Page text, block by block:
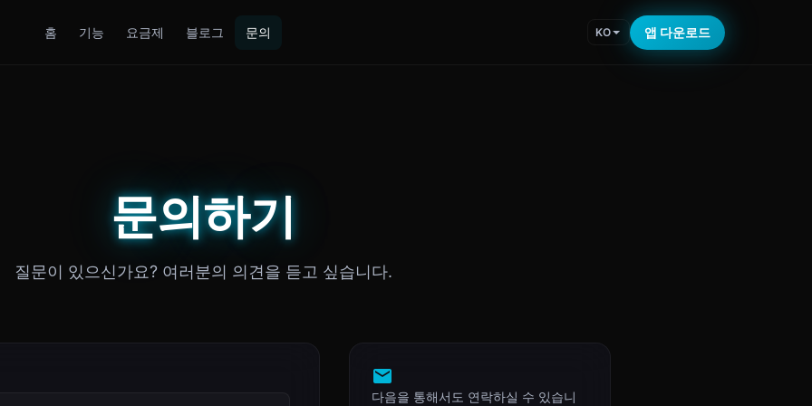
홈 기능 요금제 블로그 문의 KO 앱 다운로드
문의하기
질문이 있으신가요? 여러분의 의견을 듣고 싶습니다.
다음을 통해서도 연락하실 수 있습니